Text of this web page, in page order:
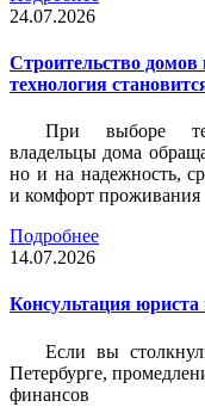
24.07.2026
Строительство
технология
При выборе
владельцы дома
но и на надежность,
и комфорт проживания
Подробнее
14.07.2026
Консультация
Если вы
Петербурге,
финансов